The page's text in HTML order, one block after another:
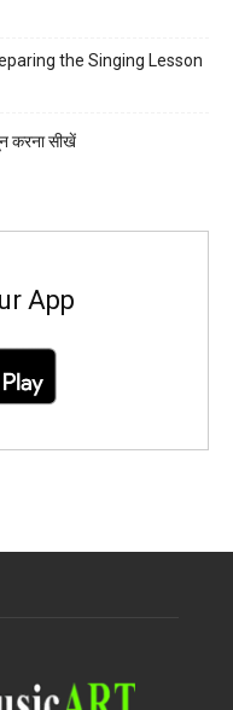
the Singing Lesson
करना सीखें
App